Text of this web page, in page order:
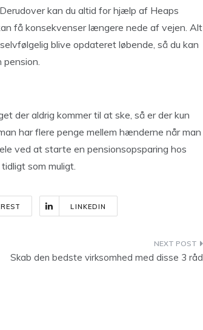
kan du altid for hjælp af Heaps
få konsekvenser længere nede af vejen. Alt
blive opdateret løbende, så du kan
pension.
der aldrig kommer til at ske, så er der kun
har flere penge mellem hænderne når man
ved at starte en pensionsopsparing hos
som muligt.
LINKEDIN
Skab den bedste virksomhed med disse 3 råd